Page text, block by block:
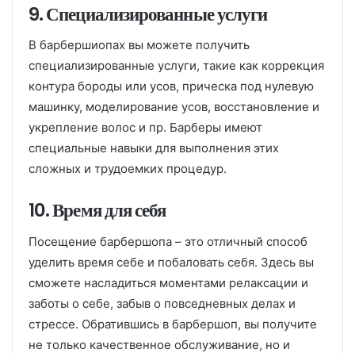
9. Специализированные услуги
В барбершиопах вы можете получить
специализированные услуги, такие как коррекция
контура бороды или усов, прическа под нулевую
машинку, моделирование усов, восстановление и
укрепление волос и пр. Барберы имеют
специальные навыки для выполнения этих
сложных и трудоемких процедур.
10. Время для себя
Посещение барбершопа – это отличный способ
уделить время себе и побаловать себя. Здесь вы
сможете насладиться моментами релаксации и
заботы о себе, забыв о повседневных делах и
стрессе. Обратившись в барбершоп, вы получите
не только качественное обслуживание, но и